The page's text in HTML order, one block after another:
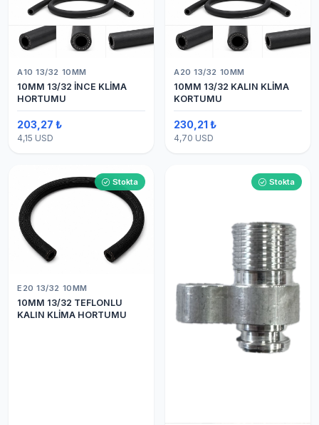
A10 13/32 10MM
10MM 13/32 İNCE KLİMA
HORTUMU
203,27 ₺
4,15 USD
A20 13/32 10MM
10MM 13/32 KALIN KLİMA
KORTUMU
230,21 ₺
4,70 USD
Stokta
E20 13/32 10MM
10MM 13/32 TEFLONLU
KALIN KLİMA HORTUMU
Stokta